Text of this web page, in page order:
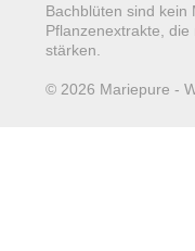
Bachblüten sind kein
Pflanzenextrakte,
stärken.
© 2026 Mariepure -